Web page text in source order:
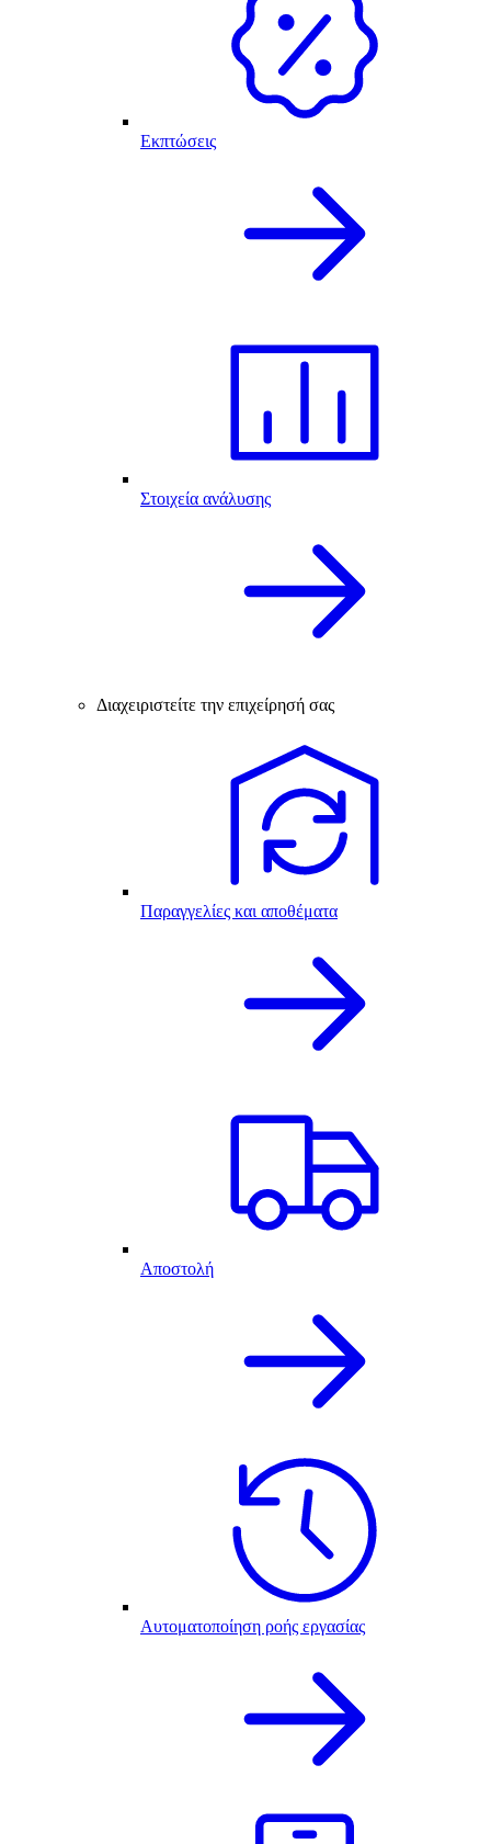
Εκπτώσεις
Στοιχεία ανάλυσης
Διαχειριστείτε την επιχείρησή σας
Παραγγελίες και αποθέματα
Αποστολή
Αυτοματοποίηση ροής εργασίας